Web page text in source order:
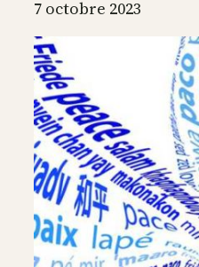
congrès
7 octobre 2023